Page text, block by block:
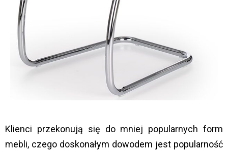
Klienci przekonują się do mniej popularnych form
mebli, czego doskonałym dowodem jest popularność